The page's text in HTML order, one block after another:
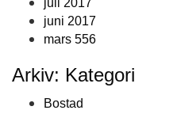
juli 2017
juni 2017
mars 556
Arkiv: Kategori
Bostad